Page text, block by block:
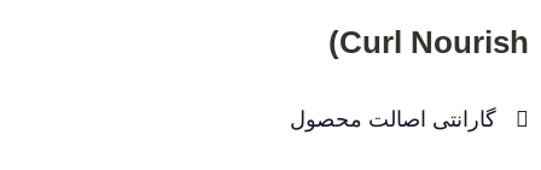
Curl Nourish)
گارانتی اصالت محصول